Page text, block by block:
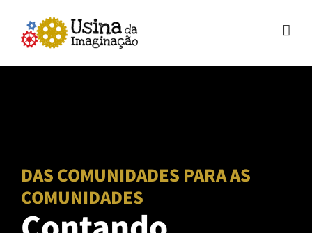
para
DAS COMUNIDADES PARA AS
COMUNIDADES